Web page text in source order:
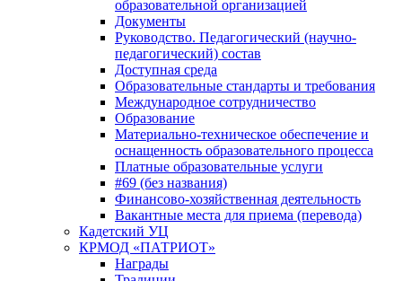
образовательной организацией
Документы
Руководство. Педагогический (научно-
педагогический) состав
Доступная среда
Образовательные стандарты и требования
Международное сотрудничество
Образование
Материально-техническое обеспечение и
оснащенность образовательного процесса
Платные образовательные услуги
#69 (без названия)
Финансово-хозяйственная деятельность
Вакантные места для приема (перевода)
Кадетский УЦ
КРМОД «ПАТРИОТ»
Награды